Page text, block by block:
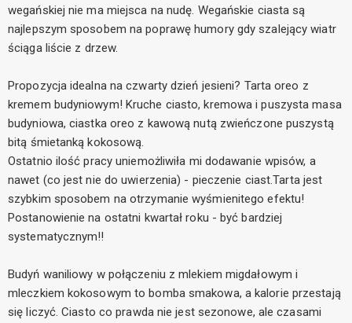
wegańskiej nie ma miejsca na nudę. Wegańskie ciasta są
najlepszym sposobem na poprawę humory gdy szalejący wiatr
ściąga liście z drzew.
Propozycja idealna na czwarty dzień jesieni? Tarta oreo z
kremem budyniowym! Kruche ciasto, kremowa i puszysta masa
budyniowa, ciastka oreo z kawową nutą zwieńczone puszystą
bitą śmietanką kokosową.
Ostatnio ilość pracy uniemożliwiła mi dodawanie wpisów, a
nawet (co jest nie do uwierzenia) - pieczenie ciast.Tarta jest
szybkim sposobem na otrzymanie wyśmienitego efektu!
Postanowienie na ostatni kwartał roku - być bardziej
systematycznym!!
Budyń waniliowy w połączeniu z mlekiem migdałowym i
mleczkiem kokosowym to bomba smakowa, a kalorie przestają
się liczyć. Ciasto co prawda nie jest sezonowe, ale czasami